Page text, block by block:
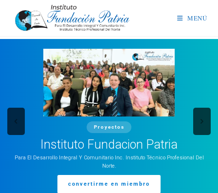
MENÚ
Proyectos
Instituto Fundacion Patria
Para El Desarrollo Integral Y Comunitario Inc. Instituto Técnico Profesional Del
Norte.
convertirme en miembro